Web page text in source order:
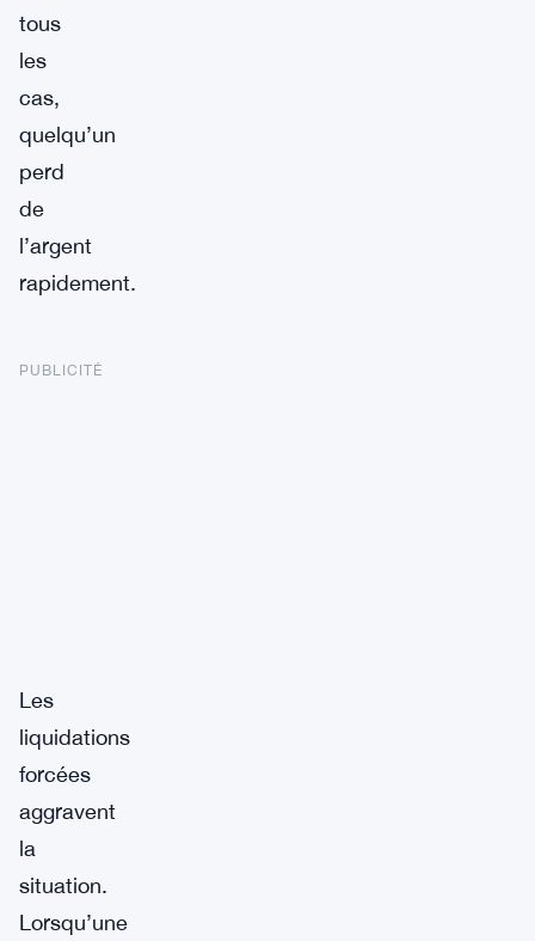
tous
les
cas,
quelqu’un
perd
de
l’argent
rapidement.
PUBLICITÉ
Les
liquidations
forcées
aggravent
la
situation.
Lorsqu’une